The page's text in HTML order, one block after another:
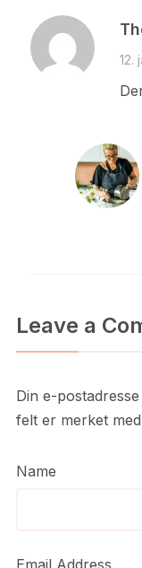
12.
Leave a
Din e-
felt er merket med
Name